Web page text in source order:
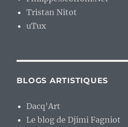
Tristan Nitot
uTux
BLOGS ARTISTIQUES
Dacq'Art
Le blog de Djimi Fagniot